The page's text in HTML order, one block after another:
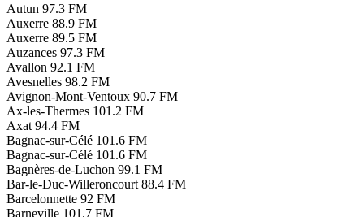
Autun 97.3 FM
Auxerre 88.9 FM
Auxerre 89.5 FM
Auzances 97.3 FM
Avallon 92.1 FM
Avesnelles 98.2 FM
Avignon-Mont-Ventoux 90.7 FM
Ax-les-Thermes 101.2 FM
Axat 94.4 FM
Bagnac-sur-Célé 101.6 FM
Bagnac-sur-Célé 101.6 FM
Bagnères-de-Luchon 99.1 FM
Bar-le-Duc-Willeroncourt 88.4 FM
Barcelonnette 92 FM
Barneville 101.7 FM